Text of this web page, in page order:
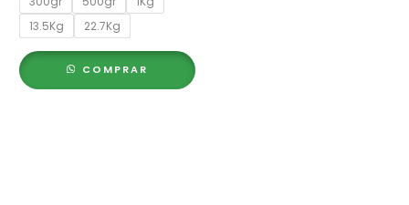
desde
hasta
S/ 510.00
13.5Kg
22.7Kg
COMPRAR